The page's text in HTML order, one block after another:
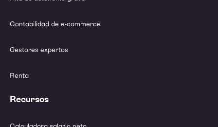
Contabilidad de e-commerce
Gestores expertos
Renta
Recursos